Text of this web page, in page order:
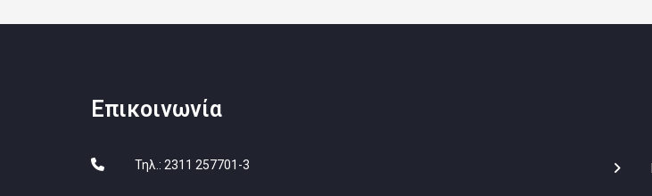
Επικοινωνία
Τηλ.: 2311 257701-3